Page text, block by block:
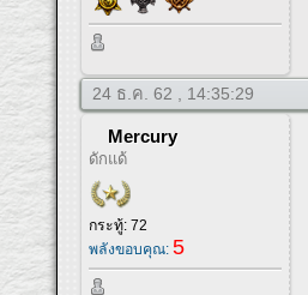
24 ธ.ค. 62 , 14:35:29
Mercury
ดักแด้
กระทู้: 72
พลังขอบคุณ:5